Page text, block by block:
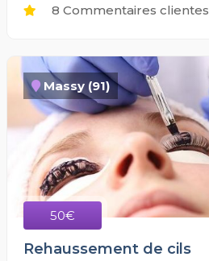
8 Commentaires clientes
Massy (91)
50€
Rehaussement de cils